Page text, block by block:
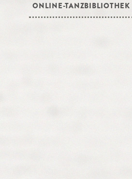
ONLINE-TANZBIBLIOTHEK